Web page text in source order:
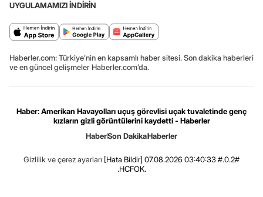
UYGULAMAMIZI İNDİRİN
Haberler.com: Türkiye’nin en kapsamlı haber sitesi. Son dakika haberleri
ve en güncel gelişmeler Haberler.com’da.
Haber: Amerikan Havayolları uçuş görevlisi uçak tuvaletinde genç
kızların gizli görüntülerini kaydetti - Haberler
HaberSon DakikaHaberler
Gizlilik ve çerez ayarları [Hata Bildir] 07.08.2026 03:40:33 #.0.2#
.HCFOK.